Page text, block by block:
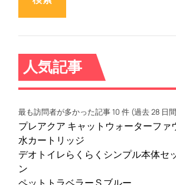
人気記事
最も訪問者が多かった記事 10 件 (過去 28 日
プレアクア キャットウォーターファ
水カートリッジ
デオトイレらくらくシンプル本体セ
ン